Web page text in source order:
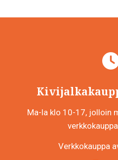
Ma-la klo 10-17, jolloin
Verkkokauppa